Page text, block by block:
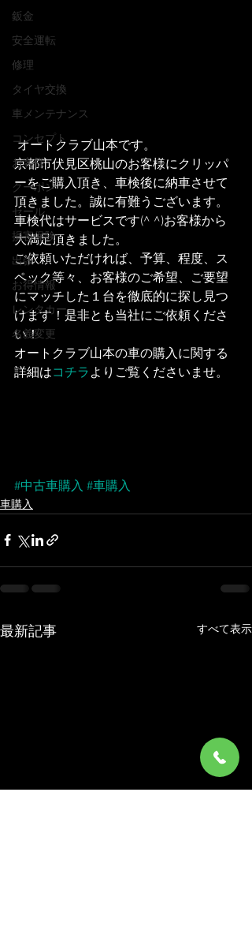
鈑金
安全運転
修理
タイヤ交換
車メンテナンス
コンセプト
お客様
クーポン
セール
損害保険
出張
お得情報
レンタカー
名義変更
オートクラブ山本です。
京都市伏見区桃山のお客様にクリッパ
ーをご購入頂き、車検後に納車させて
頂きました。誠に有難うございます。
車検代はサービスです(^ ^)お客様から
大満足頂きました。
ご依頼いただければ、予算、程度、ス
ペック等々、お客様のご希望、ご要望
にマッチした１台を徹底的に探し見つ
けます！是非とも当社にご依頼くださ
い！
オートクラブ山本の車の購入に関する
詳細はコチラ よりご覧くださいませ。
#中古車購入 #車購入
車購入
最新記事 すべて表示